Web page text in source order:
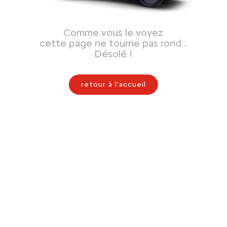
Comme vous le voyez
cette page ne tourne pas rond…
Désolé !
retour à l'accueil